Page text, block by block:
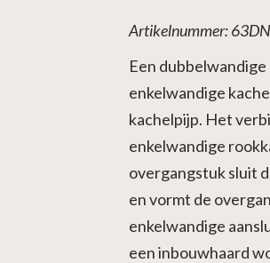
Artikelnummer:
Een
enkelwandige
kachelpijp. Het
enkelwandige
overgangstuk sluit
en vormt de
enkelwandige
een inbouwhaard